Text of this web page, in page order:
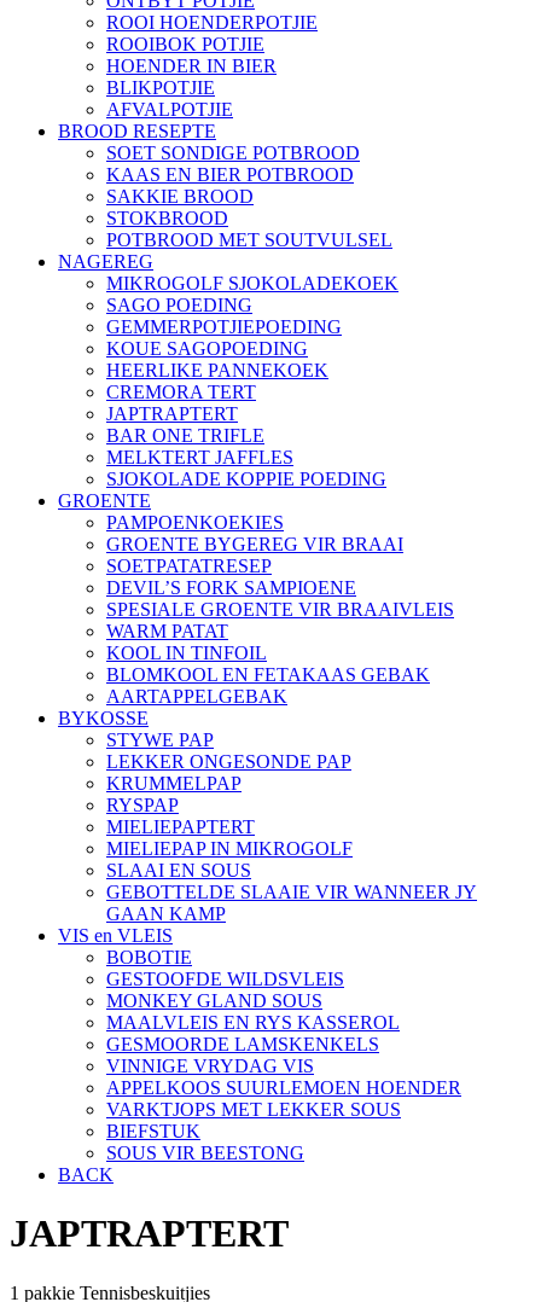
ROOI HOENDERPOTJIE
ROOIBOK POTJIE
HOENDER IN BIER
BLIKPOTJIE
AFVALPOTJIE
BROOD RESEPTE
SOET SONDIGE POTBROOD
KAAS EN BIER POTBROOD
SAKKIE BROOD
STOKBROOD
POTBROOD MET SOUTVULSEL
NAGEREG
MIKROGOLF SJOKOLADEKOEK
SAGO POEDING
GEMMERPOTJIEPOEDING
KOUE SAGOPOEDING
HEERLIKE PANNEKOEK
CREMORA TERT
JAPTRAPTERT
BAR ONE TRIFLE
MELKTERT JAFFLES
SJOKOLADE KOPPIE POEDING
GROENTE
PAMPOENKOEKIES
GROENTE BYGEREG VIR BRAAI
SOETPATATRESEP
DEVIL’S FORK SAMPIOENE
SPESIALE GROENTE VIR BRAAIVLEIS
WARM PATAT
KOOL IN TINFOIL
BLOMKOOL EN FETAKAAS GEBAK
AARTAPPELGEBAK
BYKOSSE
STYWE PAP
LEKKER ONGESONDE PAP
KRUMMELPAP
RYSPAP
MIELIEPAPTERT
MIELIEPAP IN MIKROGOLF
SLAAI EN SOUS
GEBOTTELDE SLAAIE VIR WANNEER JY
GAAN KAMP
VIS en VLEIS
BOBOTIE
GESTOOFDE WILDSVLEIS
MONKEY GLAND SOUS
MAALVLEIS EN RYS KASSEROL
GESMOORDE LAMSKENKELS
VINNIGE VRYDAG VIS
APPELKOOS SUURLEMOEN HOENDER
VARKTJOPS MET LEKKER SOUS
BIEFSTUK
SOUS VIR BEESTONG
BACK
JAPTRAPTERT
1 pakkie Tennisbeskuitjies